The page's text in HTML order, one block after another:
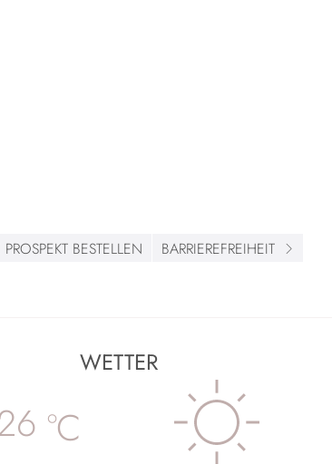
PROSPEKT BESTELLEN BARRIEREFREIHEIT
WETTER
°C